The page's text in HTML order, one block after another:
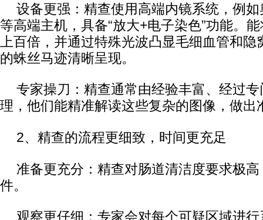
设备更强：精查使用高端内镜系统，例
等高端主机，具备“放大+电子染色”功能。
上百倍，并通过特殊光波凸显毛细血管和
的蛛丝马迹清晰呈现。
专家操刀：精查通常由经验丰富、经过
理，他们能精准解读这些复杂的图像，做出
2、精查的流程更细致，时间更充足
准备更充分：精查对肠道清洁度要求极
件。
观察更仔细：专家会对每个可疑区域进